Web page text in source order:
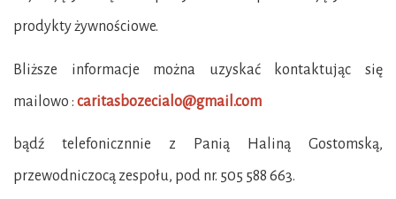
prodykty żywnościowe.
Bliższe informacje można uzyskać kontaktując się
mailowo : caritasbozecialo@gmail.com
bądź telefonicznnie z Panią Haliną Gostomską,
przewodniczocą zespołu, pod nr. 505 588 663.